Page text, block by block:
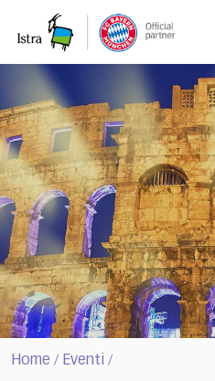
note:
website
includes
an
accessibility
system.
Home / Eventi /